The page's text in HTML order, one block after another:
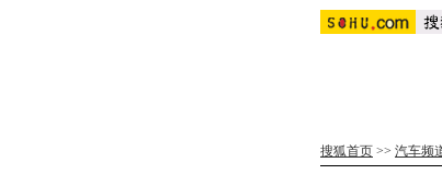
搜狐首页 >> 汽车频